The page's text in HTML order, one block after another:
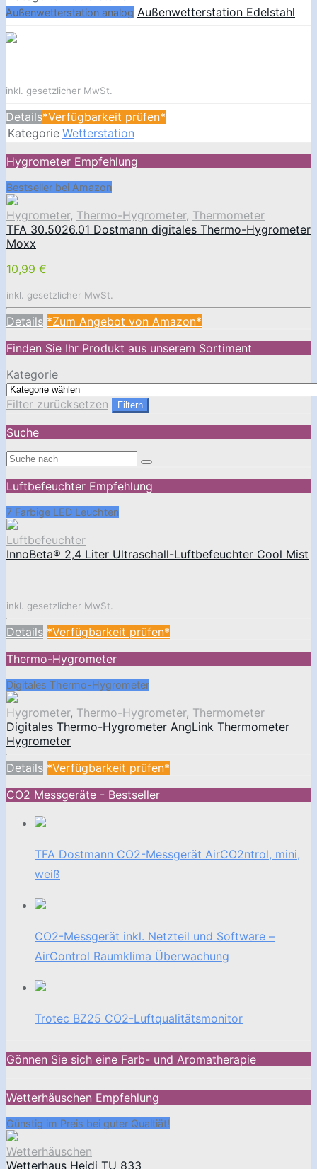
Außenwetterstation analog Außenwetterstation Edelstahl
inkl. gesetzlicher MwSt.
Details*Verfügbarkeit prüfen*
Kategorie Wetterstation
Hygrometer Empfehlung
Bestseller bei Amazon
Hygrometer, Thermo-Hygrometer, Thermometer
TFA 30.5026.01 Dostmann digitales Thermo-Hygrometer
Moxx
10,99 €
inkl. gesetzlicher MwSt.
Details *Zum Angebot von Amazon*
Finden Sie Ihr Produkt aus unserem Sortiment
Kategorie
Filter zurücksetzen Filtern
Suche
Luftbefeuchter Empfehlung
7 Farbige LED Leuchten
Luftbefeuchter
InnoBeta® 2,4 Liter Ultraschall-Luftbefeuchter Cool Mist
inkl. gesetzlicher MwSt.
Details *Verfügbarkeit prüfen*
Thermo-Hygrometer
Digitales Thermo-Hygrometer
Hygrometer, Thermo-Hygrometer, Thermometer
Digitales Thermo-Hygrometer AngLink Thermometer
Hygrometer
Details *Verfügbarkeit prüfen*
CO2 Messgeräte - Bestseller
TFA Dostmann CO2-Messgerät AirCO2ntrol, mini,
weiß
CO2-Messgerät inkl. Netzteil und Software –
AirControl Raumklima Überwachung
Trotec BZ25 CO2-Luftqualitätsmonitor
Gönnen Sie sich eine Farb- und Aromatherapie
Wetterhäuschen Empfehlung
Günstig im Preis bei guter Qualtiät!
Wetterhäuschen
Wetterhaus Heidi TU 833